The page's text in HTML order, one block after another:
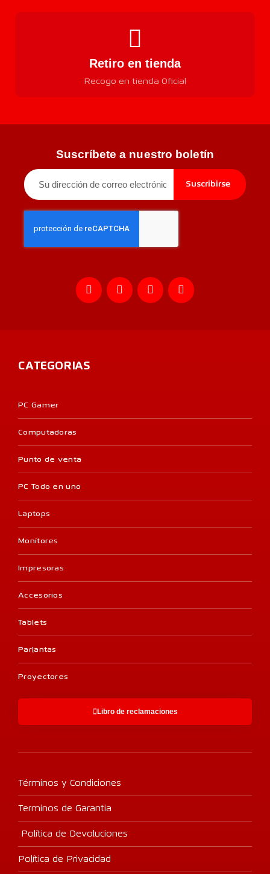
Retiro en tienda
Recogo en tienda Oficial
Suscríbete a nuestro boletín
Suscribirse
CATEGORIAS
PC Gamer
Computadoras
Punto de venta
PC Todo en uno
Laptops
Monitores
Impresoras
Accesorios
Tablets
Parlantas
Proyectores
Libro de reclamaciones
Términos y Condiciones
Terminos de Garantia
Política de Devoluciones
Política de Privacidad